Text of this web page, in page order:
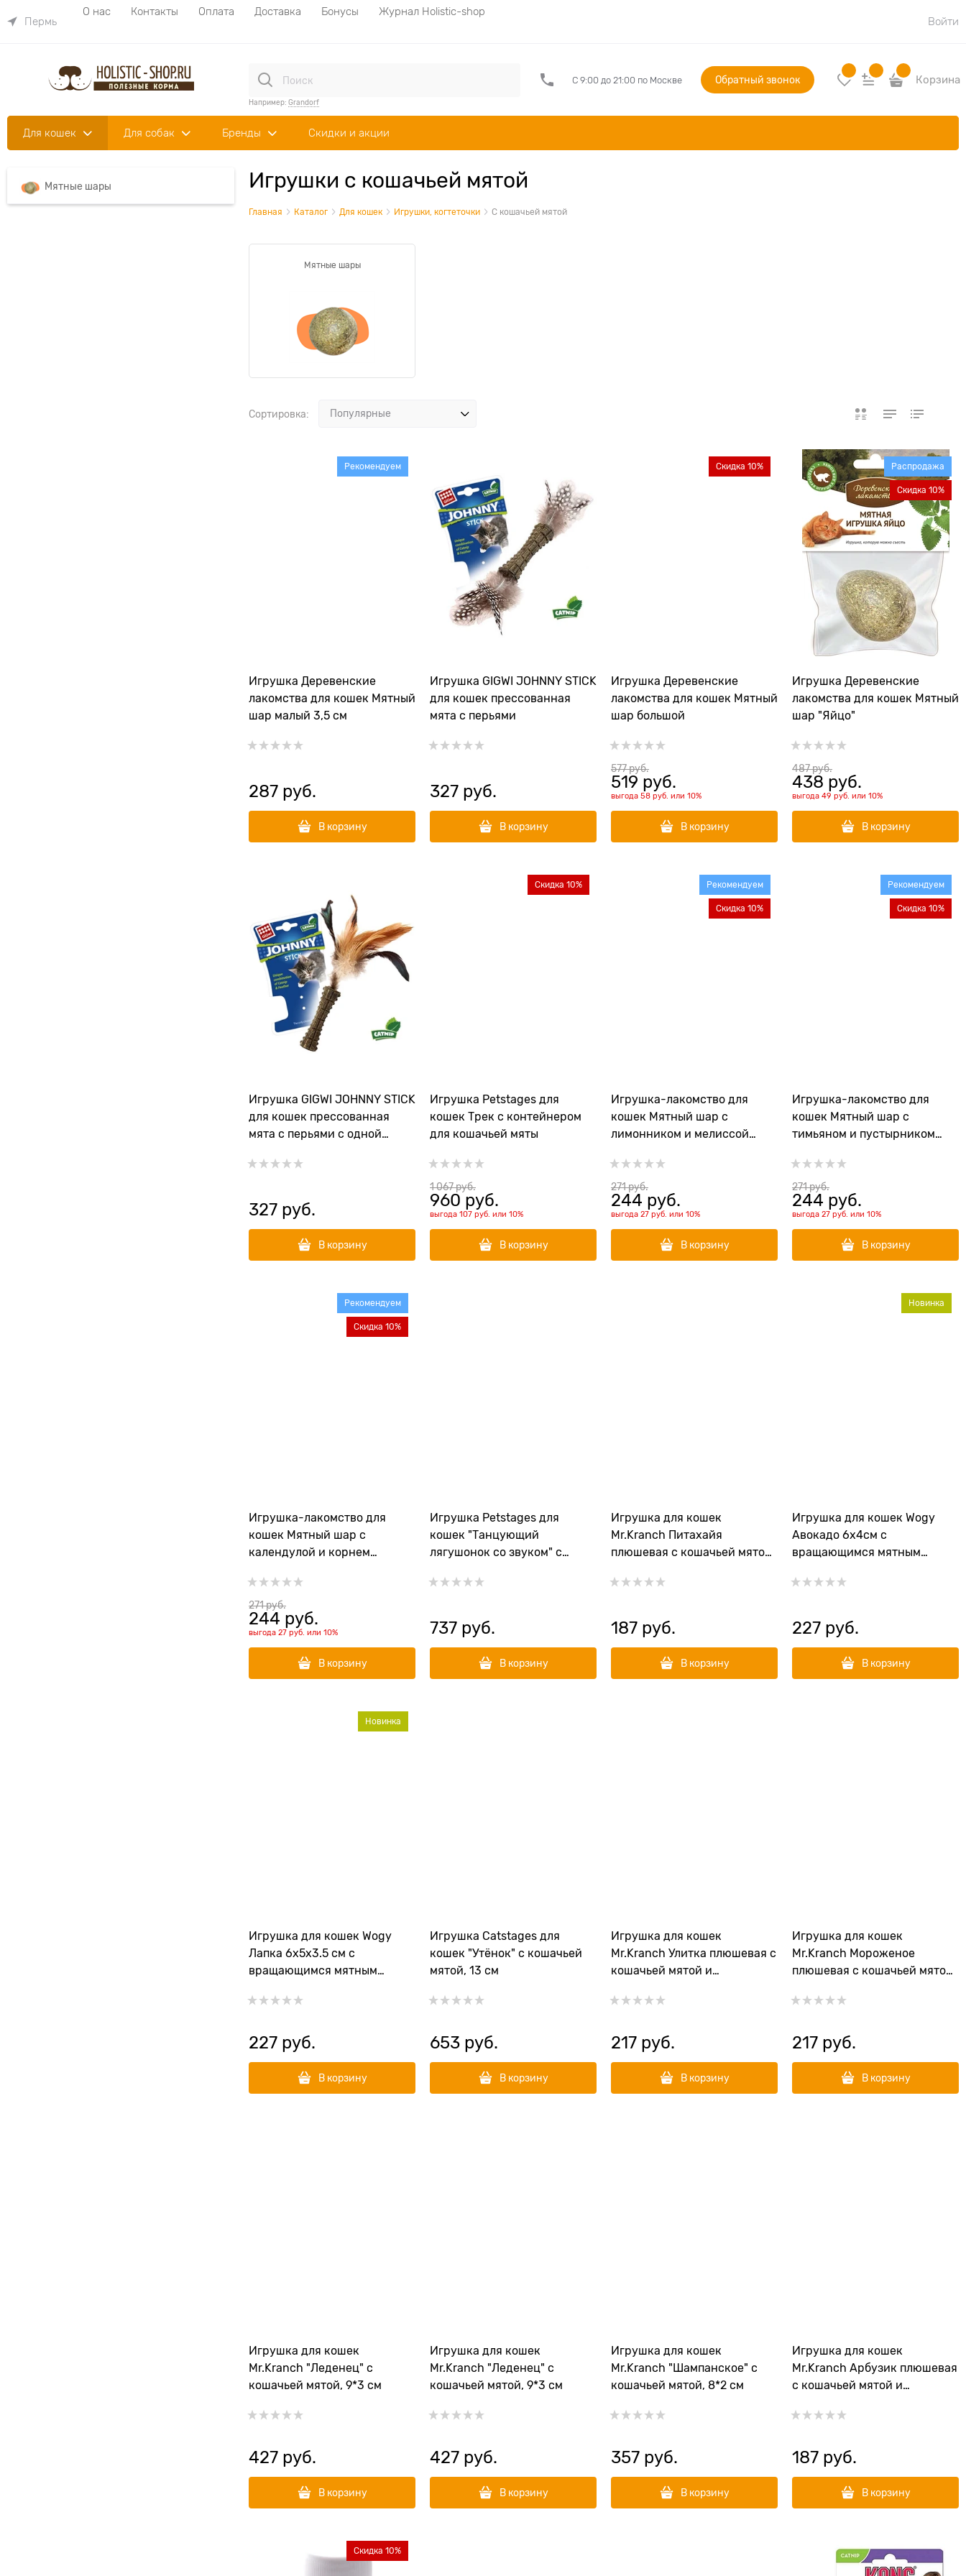
Пермь
О нас Контакты Оплата Доставка Бонусы
Журнал Holistic-shop
Войти
Например: Grandorf
С 9:00 до 21:00 по Москве Обратный звонок Корзина
Для кошек Для собак Бренды Скидки и акции
Мятные шары Игрушки с кошачьей мятой
Главная Каталог Для кошек Игрушки, когтеточки С кошачьей мятой
Мятные шары
Сортировка:
Игрушка Деревенские
лакомства для кошек Мятный
шар малый 3,5 см
Рекомендуем
287 руб.
В корзину
Игрушка GIGWI JOHNNY STICK
для кошек прессованная
мята с перьями
327 руб.
В корзину
Игрушка Деревенские
лакомства для кошек Мятный
шар большой
Скидка 10%
577 руб.
519 руб.
выгода 58 руб. или 10%
В корзину
Игрушка Деревенские
лакомства для кошек Мятный
шар "Яйцо"
Распродажа
Скидка 10%
487 руб.
438 руб.
выгода 49 руб. или 10%
В корзину
Игрушка GIGWI JOHNNY STICK
для кошек прессованная
мята с перьями с одной
327 руб.
В корзину
Игрушка Petstages для
кошек Трек с контейнером
для кошачьей мяты
Скидка 10%
1 067 руб.
960 руб.
выгода 107 руб. или 10%
В корзину
Игрушка-лакомство для
кошек Мятный шар с
лимонником и мелиссой
диаметр 3,5 см
Рекомендуем
Скидка 10%
271 руб.
244 руб.
выгода 27 руб. или 10%
В корзину
Игрушка-лакомство для
кошек Мятный шар с
тимьяном и пустырником
диаметр 3,5 см
Рекомендуем
Скидка 10%
271 руб.
244 руб.
выгода 27 руб. или 10%
В корзину
Игрушка-лакомство для
кошек Мятный шар с
календулой и корнем
лакомства диаметр 3,5 см
Рекомендуем
Скидка 10%
271 руб.
244 руб.
выгода 27 руб. или 10%
В корзину
Игрушка Petstages для
кошек "Танцующий
лягушонок со звуком" с
737 руб.
В корзину
Игрушка для кошек
Mr.Kranch Питахайя
плюшевая с кошачьей мятой
187 руб.
В корзину
Игрушка для кошек Wogy
Авокадо 6х4см с
вращающимся мятным
Новинка
227 руб.
В корзину
Игрушка для кошек Wogy
Лапка 6х5х3.5 см с
вращающимся мятным
Новинка
227 руб.
В корзину
Игрушка Catstages для
кошек "Утёнок" с кошачьей
мятой, 13 см
653 руб.
В корзину
Игрушка для кошек
Mr.Kranch Улитка плюшевая с
кошачьей мятой и
217 руб.
В корзину
Игрушка для кошек
Mr.Kranch Мороженое
плюшевая с кошачьей мятой
217 руб.
В корзину
Игрушка для кошек
Mr.Kranch "Леденец" с
кошачьей мятой, 9*3 см
427 руб.
В корзину
Игрушка для кошек
Mr.Kranch "Леденец" с
кошачьей мятой, 9*3 см
427 руб.
В корзину
Игрушка для кошек
Mr.Kranch "Шампанское" с
кошачьей мятой, 8*2 см
357 руб.
В корзину
Игрушка для кошек
Mr.Kranch Арбузик плюшевая
с кошачьей мятой и
187 руб.
В корзину
Скидка 10%